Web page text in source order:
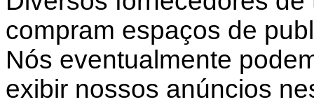
compram espaços de
Nós eventualmente
exibir nossos anúncios